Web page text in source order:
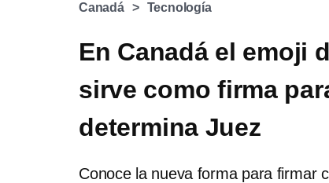
Canadá Tecnología
En Canadá el emoji
sirve como firma
determina Juez
Conoce la nueva forma para firmar